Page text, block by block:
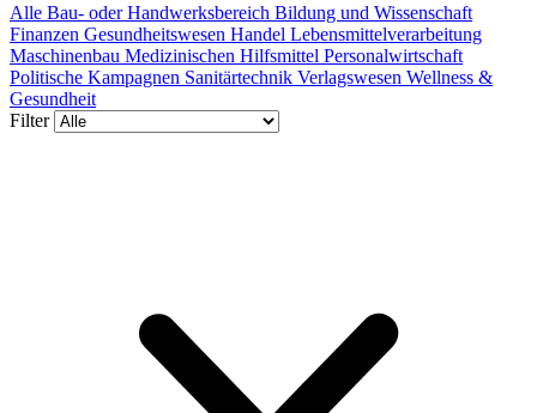
Alle Bau- oder Handwerksbereich Bildung und Wissenschaft
Finanzen Gesundheitswesen Handel Lebensmittelverarbeitung
Maschinenbau Medizinischen Hilfsmittel Personalwirtschaft
Politische Kampagnen Sanitärtechnik Verlagswesen Wellness &
Gesundheit
Filter